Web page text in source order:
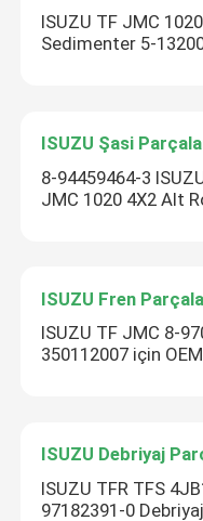
ISUZU TF JMC 1020
Sedimenter 5-
ISUZU Şasi
8-94459464-3
JMC 1020 4X2 Alt
ISUZU Fren
ISUZU TF JMC 8-
350112007 için
ISUZU Debriyaj
ISUZU TFR TFS
97182391-0